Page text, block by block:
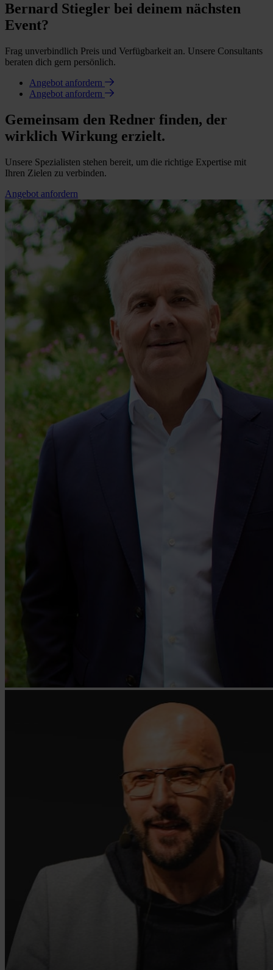
Bernard Stiegler bei deinem nächsten
Event?
Frag unverbindlich Preis und Verfügbarkeit an. Unsere Consultants
beraten dich gern persönlich.
Angebot anfordern
Angebot anfordern
Gemeinsam den Redner finden, der
wirklich Wirkung erzielt.
Unsere Spezialisten stehen bereit, um die richtige Expertise mit
Ihren Zielen zu verbinden.
Angebot anfordern